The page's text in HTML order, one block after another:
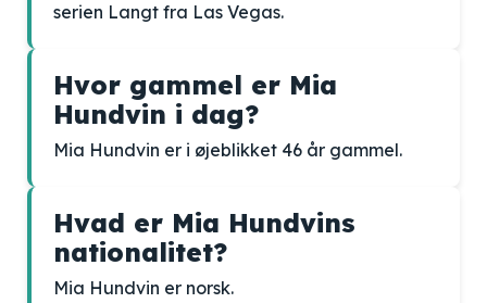
serien Langt fra Las Vegas.
Hvor gammel er Mia
Hundvin i dag?
Mia Hundvin er i øjeblikket 46 år gammel.
Hvad er Mia Hundvins
nationalitet?
Mia Hundvin er norsk.